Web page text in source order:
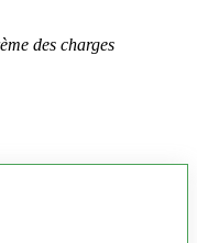
des charges